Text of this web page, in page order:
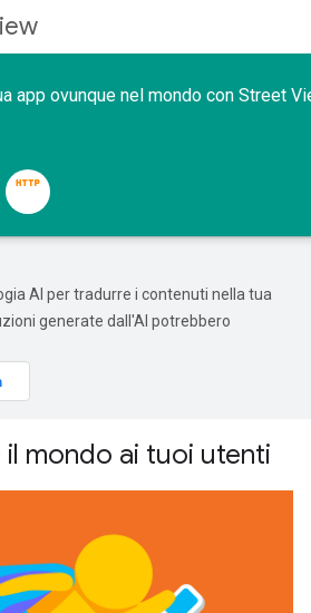
app ovunque nel mondo con Street
AI per tradurre i contenuti nella tua
generate dall'AI potrebbero
il mondo ai tuoi utenti